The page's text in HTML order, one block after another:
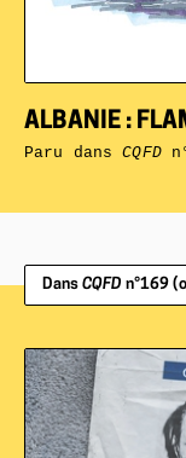
ALBANIE :
Paru dansCQFD
Dans CQFD n°169